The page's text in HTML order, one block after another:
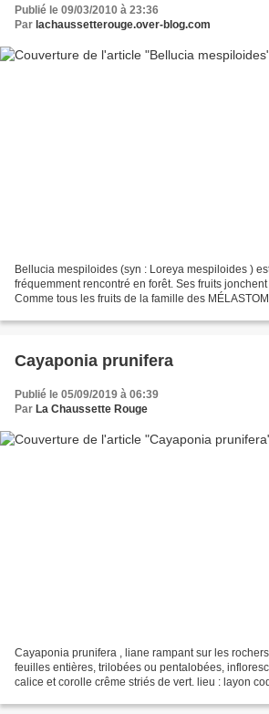
Publié le 09/03/2010 à 23:36
Par lachaussetterouge.over-blog.com
Bellucia mespiloides (syn : Loreya mespiloides )
fréquemment rencontré en forêt. Ses fruits
Comme tous les fruits de la famille des
Cayaponia prunifera
Publié le 05/09/2019 à 06:39
Par La Chaussette Rouge
Cayaponia prunifera , liane rampant sur les
feuilles entières, trilobées ou pentalobées,
calice et corolle crême striés de vert. lieu : layon